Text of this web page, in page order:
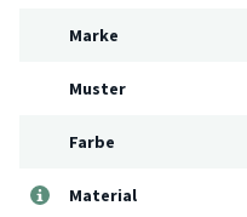
Marke
Muster
Farbe
Material